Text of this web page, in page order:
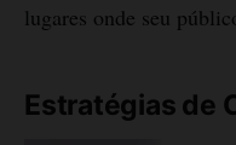
lugares onde seu
Estratégias de